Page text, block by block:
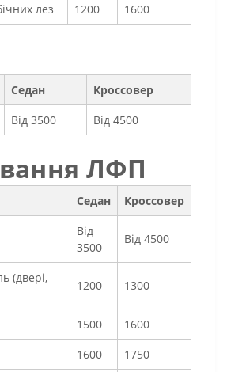
лез 1200 1600
Седан
Кроссовер
Від 3500 Від 4500
ЛФП
Седан Кроссовер
Від
3500
Від 4500
(двері,
1200 1300
1500
1600
1600
1750